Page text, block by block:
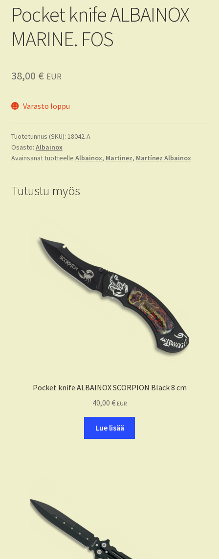
KA-BAR
Pocket knife ALBAINOX
MARINE. FOS
38,00 € EUR
Varasto loppu
Tuotetunnus (SKU): 18042-A
Osasto: Albainox
Avainsanat tuotteelle Albainox, Martinez, Martínez Albainox
Tutustu myös
Pocket knife ALBAINOX SCORPION Black 8 cm
40,00 € EUR
Lue lisää